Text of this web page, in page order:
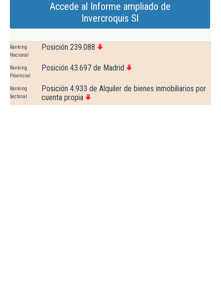
Accede al Informe ampliado de
Invercroquis Sl
Ranking
Nacional
Posición 239.088
Ranking
Provincial
Posición 43.697 de Madrid
Ranking
Sectorial
Posición 4.933 de Alquiler de bienes inmobiliarios por
cuenta propia